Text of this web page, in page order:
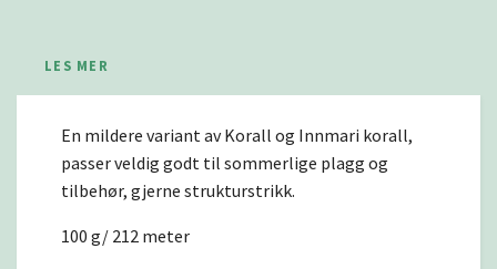
LES MER
En mildere variant av Korall og Innmari korall,
passer veldig godt til sommerlige plagg og
tilbehør, gjerne strukturstrikk.
100 g/ 212 meter